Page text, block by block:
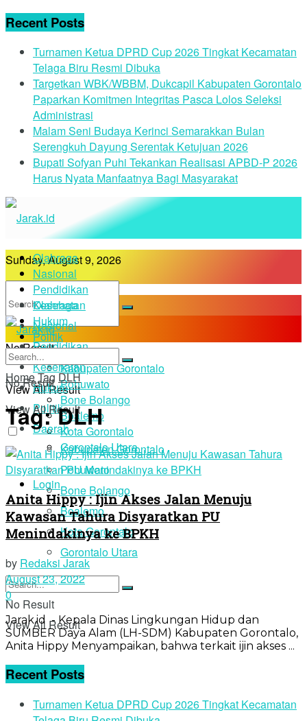
Recent Posts
Turnamen Ketua DPRD Cup 2026 Tingkat Kecamatan
Telaga Biru Resmi Dibuka
Targetkan WBK/WBBM, Dukcapil Kabupaten Gorontalo
Paparkan Komitmen Integritas Pasca Lolos Seleksi
Administrasi
Malam Seni Budaya Kerinci Semarakkan Bulan
Serengkuh Dayung Serentak Ketujuan 2026
Bupati Sofyan Puhi Tekankan Realisasi APBD-P 2026
Harus Nyata Manfaatnya Bagi Masyarakat
Sunday, August 9, 2026
No Result
View All Result
Login
Olahraga
Nasional
Pendidikan
Kesehatan
Hukum
Politik
Daerah
Kabupaten Gorontalo
Pohuwato
Bone Bolango
Boalemo
Kota Gorontalo
Gorontalo Utara
Olahraga
Nasional
Pendidikan
Kesehatan
Hukum
Politik
Daerah
Kabupaten Gorontalo
Pohuwato
Bone Bolango
Boalemo
Kota Gorontalo
Gorontalo Utara
No Result
View All Result
No Result
View All Result
HomeTagDLH
Tag:DLH
Anita Hippy : Ijin Akses Jalan Menuju
Kawasan Tahura Disyaratkan PU
Menindakinya ke BPKH
by Redaksi Jarak
August 23, 2022
0
Jarak.id - Kepala Dinas Lingkungan Hidup dan
SUMBER Daya Alam (LH-SDM) Kabupaten Gorontalo,
Anita Hippy Menyampaikan, bahwa terkait ijin akses ...
Recent Posts
Turnamen Ketua DPRD Cup 2026 Tingkat Kecamatan